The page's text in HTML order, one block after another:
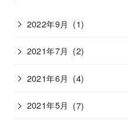
2022年9月 (1)
2021年7月 (2)
2021年6月 (4)
2021年5月 (7)